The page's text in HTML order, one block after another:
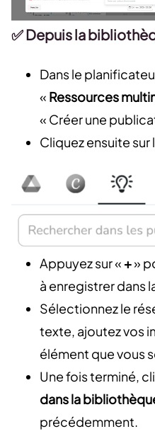
✅ Depuis la
Dans le
« Ressources
« Créer une
Cliquez ensuite sur
Appuyez sur « +»
à enregistrer dans
Sélectionnez le
texte, ajoutez vos
élément que vous
Une fois terminé,
dans la
précédemment.